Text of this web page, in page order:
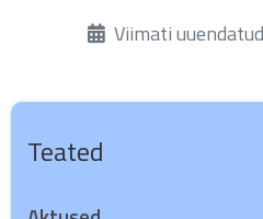
ÜksikasjadViimati
Teated